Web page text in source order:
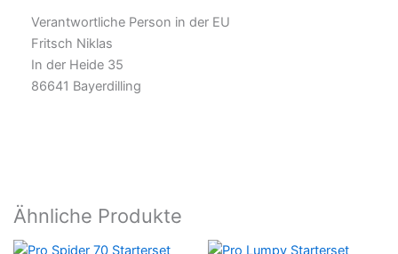
Verantwortliche Person in der EU
Fritsch Niklas
In der Heide 35
86641 Bayerdilling
Ähnliche Produkte
Dieses